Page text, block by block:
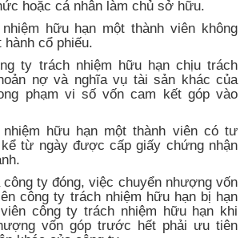
hoặc cá nhân làm chủ sở hữu.
hữu hạn một thành viên không
cổ phiếu.
ty trách nhiệm hữu hạn chịu trách
nợ và nghĩa vụ tài sản khác của
phạm vi số vốn cam kết góp vào
hữu hạn một thành viên có tư
từ ngày được cấp giấy chứng nhận
công ty đóng, việc chuyển nhượng vốn
công ty trách nhiệm hữu hạn bị hạn
công ty trách nhiệm hữu hạn khi
vốn góp trước hết phải ưu tiên